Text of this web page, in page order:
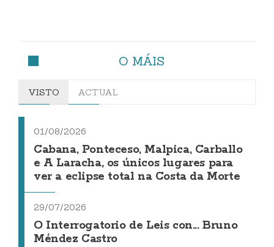
O MÁIS
VISTO ACTUAL
01/08/2026
Cabana, Ponteceso, Malpica, Carballo
e A Laracha, os únicos lugares para
ver a eclipse total na Costa da Morte
29/07/2026
O Interrogatorio de Leis con... Bruno
Méndez Castro